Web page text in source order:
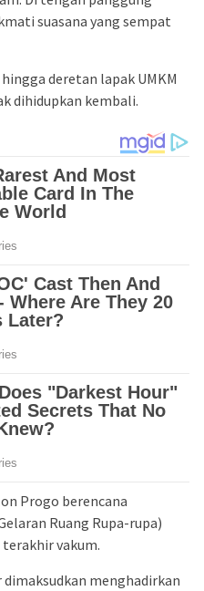
suasana yang sempat
deretan lapak UMKM
dihidupkan kembali.
Progo berencana
Ruang Rupa-rupa)
vakum.
menghadirkan